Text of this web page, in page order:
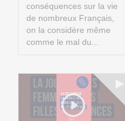
conséquences sur la vie
de nombreux Français,
on la considère même
comme le mal du...